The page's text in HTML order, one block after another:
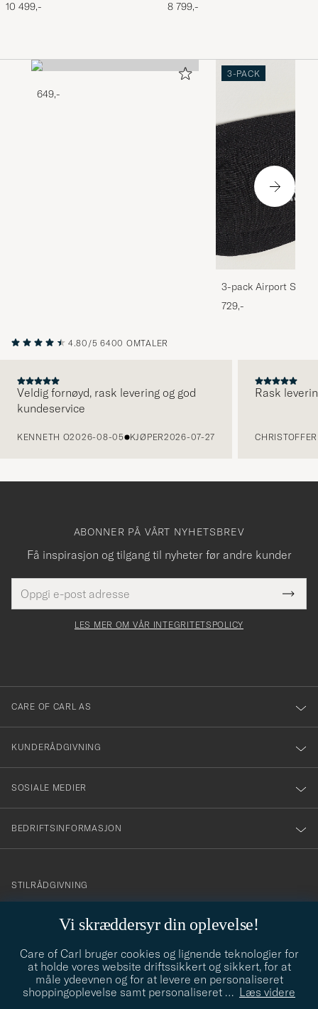
10 499,- 8 799,-
649,-
3-PACK
3-pack Airport
Melange
729,-
4.80/5 6400 OMTALER
Veldig fornøyd, rask levering og god
kundeservice
KENNETH O2026-08-05 KJØPER2026-07-27
Rask
Vi skræddersyr din oplevelse!
Care of Carl bruger cookies og lignende teknologier for
at holde vores website driftssikkert og sikkert, for at
måle ydeevnen og for at levere en personaliseret
shoppingoplevelse samt personaliseret … Læs videre
ABONNER PÅ VÅRT NYHETSBREV
Få inspirasjon og tilgang til nyheter før andre kunder
postadresse
felt
Tack
för
dig
till
vårt
nyhetsbrev!
LES MER OM VÅR INTEGRITETSPOLICY
CARE OF CARL AS
KUNDERÅDGIVNING
SOSIALE MEDIER
BEDRIFTSINFORMASJON
info@careofcarl.no
STILRÅDGIVNING
STILRÅDGIVNING